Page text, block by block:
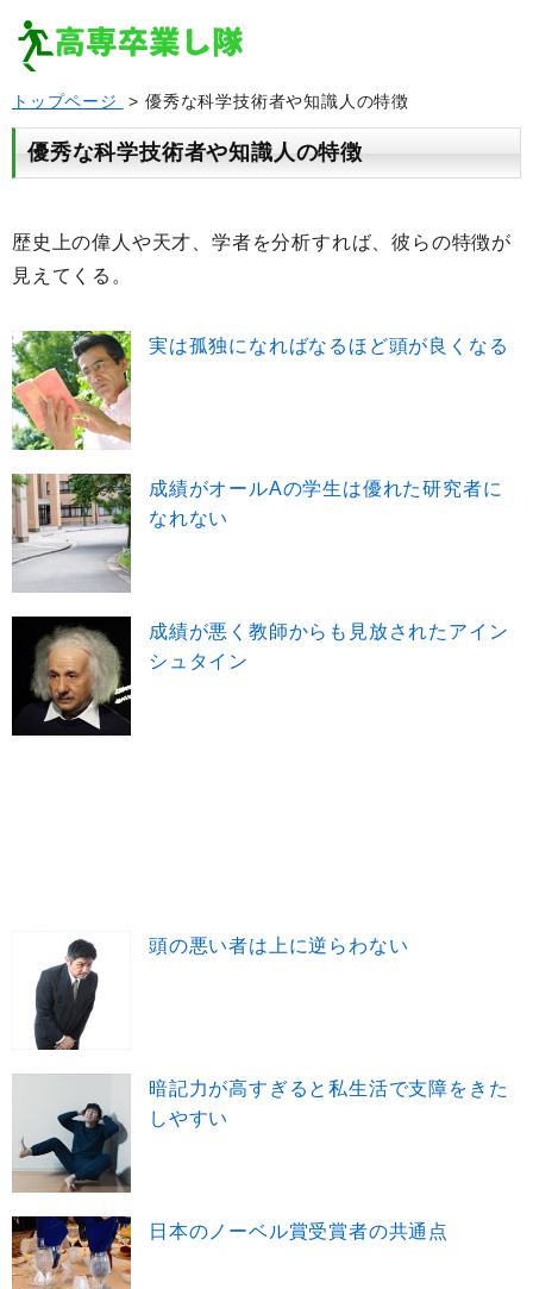
トップページ > 優秀な科学技術者や知識人の特徴
優秀な科学技術者や知識人の特徴
歴史上の偉人や天才、学者を分析すれば、彼らの特徴が
見えてくる。
実は孤独になればなるほど頭が良くなる
成績がオールAの学生は優れた研究者に
なれない
成績が悪く教師からも見放されたアイン
シュタイン
頭の悪い者は上に逆らわない
暗記力が高すぎると私生活で支障をきた
しやすい
日本のノーベル賞受賞者の共通点